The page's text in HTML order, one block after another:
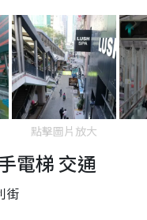
點擊圖片放大
電梯 交通
街